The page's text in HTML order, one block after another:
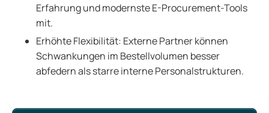
Erfahrung und modernste E-Procurement-Tools
mit.
Erhöhte Flexibilität: Externe Partner können
Schwankungen im Bestellvolumen besser
abfedern als starre interne Personalstrukturen.